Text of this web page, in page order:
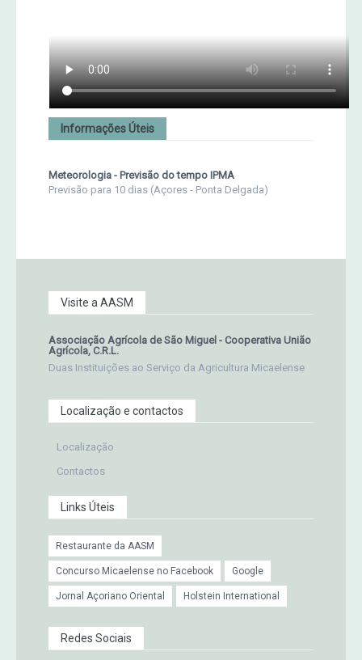
Informações Úteis
Meteorologia - Previsão do tempo IPMA
Previsão para 10 dias (Açores - Ponta Delgada)
Visite a AASM
Associação Agrícola de São Miguel - Cooperativa União
Agrícola, C.R.L.
Duas Instituições ao Serviço da Agricultura Micaelense
Localização e contactos
Localização
Contactos
Links Úteis
Restaurante da AASM
Concurso Micaelense no Facebook Google
Jornal Açoriano Oriental Holstein International
Redes Sociais